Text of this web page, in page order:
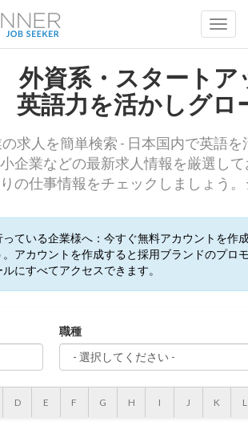
外資系・スタートア
英語力を活かしグロ
求人を簡単検索 - 日本国内で英語
企業などの最新求人情報を厳選し
の仕事情報をチェックしましょう
っている企業様へ：今すぐ無料アカウントを作
アカウントを作成すると採用ブランドのプロ
にすべてアクセスできます。
職種
D E F G H I J K L